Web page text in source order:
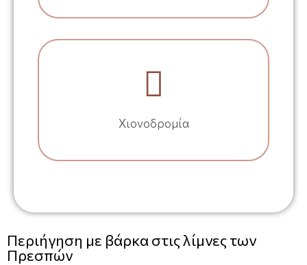
Χιονοδρομία
Περιήγηση με βάρκα στις λίμνες των
Πρεσπών